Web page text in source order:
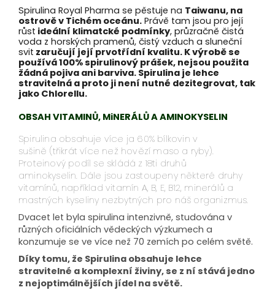
Spirulina Royal Pharma se pěstuje na Taiwanu, na
ostrově v Tichém oceánu. Právě tam jsou pro její
růst ideální klimatcké podmínky, průzračně čistá
voda z horských pramenů, čistý vzduch a sluneční
svit zaručují její prvotřídní kvalitu. K výrobě se
používá 100% spirulinový prášek, nejsou použita
žádná pojiva ani barviva. Spirulina je lehce
stravitelná a proto ji není nutné dezitegrovat, tak
jako Chlorellu.
OBSAH VITAMINŮ, MiNERÁLŮ A AMINOKYSELIN
Spirulina obsahuje více ja 60% bílkovin v
sušině (třikrát více než hovězí maso a ryby).
Proteinový podíl se skládá z 18ti druhů
aminokyselin. Dále jsou zastoupeny některé druhy
vitamínů, například vitamín A, B, E, B12, minerálů a
mastných kyseliny nezbytných pro náš organizmus.
Dvacet let byla spirulina intenzivně, studována v
různých oficiálních vědeckých výzkumech a
konzumuje se ve více než 70 zemích po celém světě.
Díky tomu, že Spirulina obsahuje lehce
stravitelné a komplexní živiny, se z ní stává jedno
z nejoptimálnějších jídel na světě.